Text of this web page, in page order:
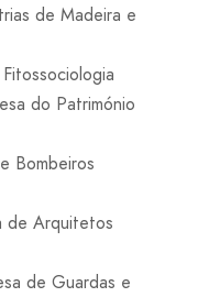
de Madeira e
do Património
Bombeiros
de Arquitetos
de Guardas e